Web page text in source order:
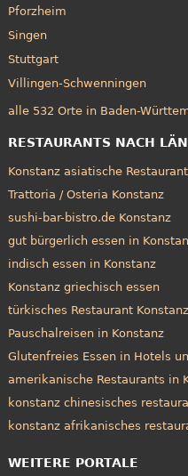
Pforzheim
Singen
Stuttgart
Villingen-Schwenningen
alle 532 Orte in Baden-
RESTAURANTS NACH
Konstanz asiatische
Trattoria / Osteria Konstanz
sushi-bar-bistro.de Konstanz
gut bürgerlich essen in
indisch essen in Konstanz
Konstanz griechisch essen
türkisches Restaurant Konstanz
Pauschalreisen in Konstanz
Glutenfreies Essen in Hotels
amerikanische Restaurants in
konstanz chinesisches
konstanz afrikanisches
WEITERE PORTALE